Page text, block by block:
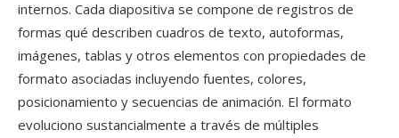
internos. Cada diapositiva se compone de registros de
formas qué describen cuadros de texto, autoformas,
imágenes, tablas y otros elementos con propiedades de
formato asociadas incluyendo fuentes, colores,
posicionamiento y secuencias de animación. El formato
evoluciono sustancialmente a través de múltiples